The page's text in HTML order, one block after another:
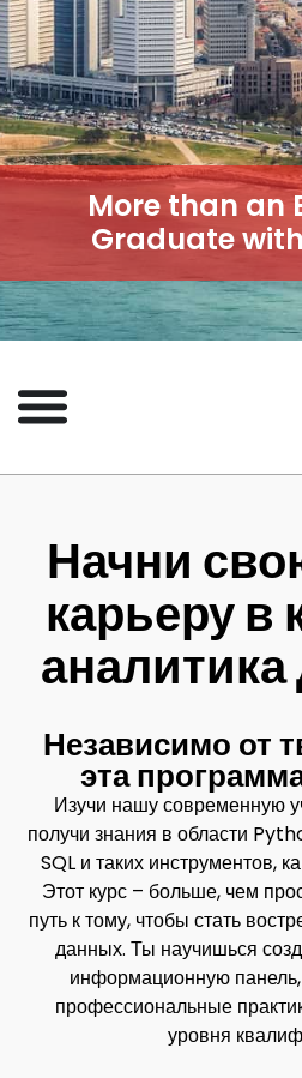
More than an
Graduate
Начни
карьеру в
Независимо от
эта
Изучи нашу современную
получи знания в области
SQL и таких инструментов,
Этот курс – больше, чем
путь к тому, чтобы стать
данных. Ты научишься
информационную
профессиональные
уровня